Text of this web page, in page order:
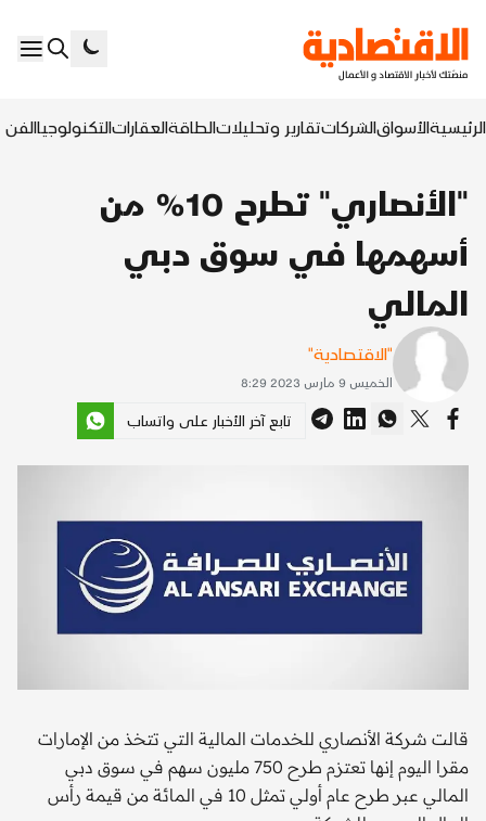
الرئيسيةالأسواقالشركاتتقارير وتحليلاتالطاقةالعقاراتالتكنولوجياالفن
"الأنصاري" تطرح 10% من
أسهمها في سوق دبي
المالي
"الاقتصادية"
الخميس 9 مارس 2023 8:29
تابع آخر الأخبار على واتساب
قالت شركة الأنصاري للخدمات المالية التي تتخذ من الإمارات
مقرا اليوم إنها تعتزم طرح 750 مليون سهم في سوق دبي
المالي عبر طرح عام أولي تمثل 10 في المائة من قيمة رأس